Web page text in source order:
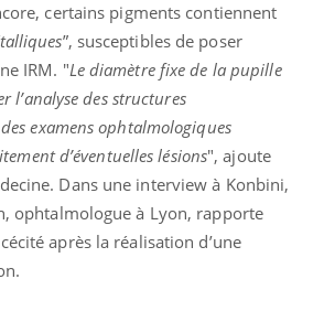
certains pigments contiennent
”, susceptibles de poser
IRM. "Le diamètre fixe de la pupille
l’analyse des structures
examens ophtalmologiques
d’éventuelles lésions", ajoute
Dans une interview à Konbini,
ophtalmologue à Lyon, rapporte
après la réalisation d’une